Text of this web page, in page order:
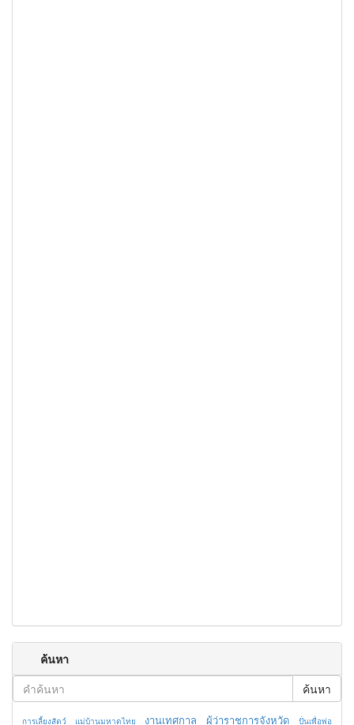
ค้นหา
ค้นหา
การเลี้ยงสัตว์ แม่บ้านมหาดไทย งานเทศกาล ผู้ว่าราชการจังหวัด ปั่นเพื่อพ่อ